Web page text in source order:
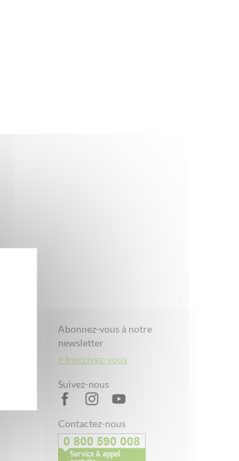
Abonnez-vous à notre
newsletter
> Inscrivez-vous
Suivez-nous
Contactez-nous